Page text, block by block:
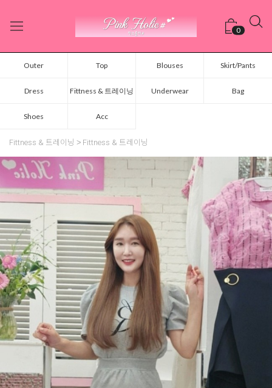
0
Outer Top Blouses Skirt/Pants
Dress Fittness & 트레이닝 Underwear Bag
Shoes Acc
Fittness & 트레이닝 Fittness & 트레이닝